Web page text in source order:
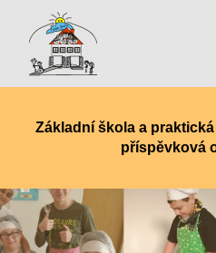
Základní škola a
příspěvková